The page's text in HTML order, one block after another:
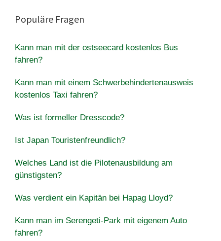
Populäre Fragen
Kann man mit der ostseecard kostenlos Bus
fahren?
Kann man mit einem Schwerbehindertenausweis
kostenlos Taxi fahren?
Was ist formeller Dresscode?
Ist Japan Touristenfreundlich?
Welches Land ist die Pilotenausbildung am
günstigsten?
Was verdient ein Kapitän bei Hapag Lloyd?
Kann man im Serengeti-Park mit eigenem Auto
fahren?